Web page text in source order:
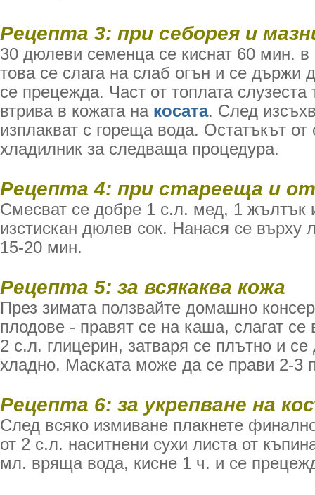
Рецепта 3: при себорея и
30 дюлеви семенца се киснат 60 мин.
това се слага на слаб огън и се държи
се прецежда. Част от топлата слузеста
втрива в кожата на косата. След
изплакват с гореща вода. Остатъкът от
хладилник за следваща процедура.
Рецепта 4: при старееща и
Смесват се добре 1 с.л. мед, 1 жълтък
изстискан дюлев сок. Нанася се върху
15-20 мин.
Рецепта 5: за всякаква кожа
През зимата ползвайте домашно
плодове - правят се на каша, слагат се
2 с.л. глицерин, затваря се плътно и
хладно. Маската може да се прави 2-3
Рецепта 6: за укрепване на
След всяко измиване плакнете
от 2 с.л. наситнени сухи листа от
мл. вряща вода, кисне 1 ч. и се